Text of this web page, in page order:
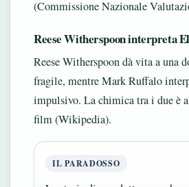
(Commissione Nazionale
Reese Witherspoon interpreta
Reese Witherspoon dà vita a una
fragile, mentre Mark Ruffalo
impulsivo. La chimica tra i due è
film (Wikipedia).
IL PARADOSSO